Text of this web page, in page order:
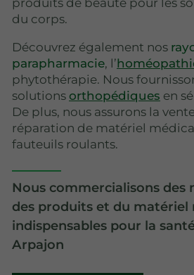
du corps.
Découvrez également nos
parapharmacie, l’
phytothérapie. Nous
solutions orthopédiques en
De plus, nous assurons la
réparation de matériel
fauteuils roulants.
Nous commercialisons des
des produits et du matériel
indispensables pour la
Arpajon